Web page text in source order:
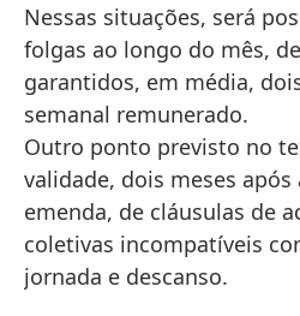
Nessas situações, será
folgas ao longo do mês,
garantidos, em média,
semanal remunerado.
Outro ponto previsto no
validade, dois meses
emenda, de cláusulas de
coletivas incompatíveis
jornada e descanso.